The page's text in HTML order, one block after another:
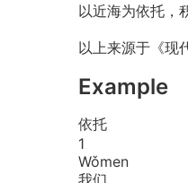
以近海为依托，
以上来源于《现
Example
依托
1
Wǒmen
我们